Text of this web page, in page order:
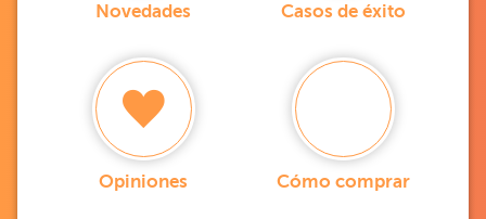
Novedades Casos de éxito
Opiniones Cómo comprar